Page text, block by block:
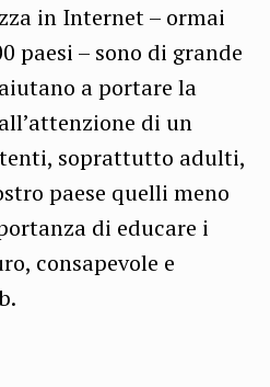
in Internet – ormai
paesi – sono di grande
a portare la
all’attenzione di un
soprattutto adulti,
paese quelli meno
di educare i
consapevole e